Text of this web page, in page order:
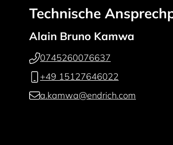
Technische
Alain Bruno Kamwa
0745260076637
+49 15127646022
a.kamwa@endrich.com